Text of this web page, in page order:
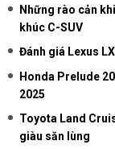
Những rào cản
khúc C-SUV
Đánh giá Lexus
Honda Prelude
2025
Toyota Land
giàu săn lùng